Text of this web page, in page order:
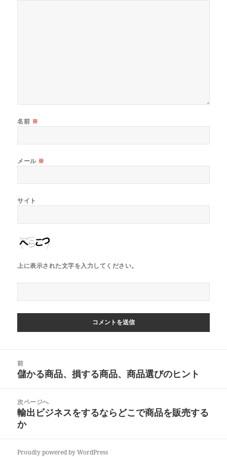
名前 ※
メール ※
サイト
上に表示された文字を入力してください。
前
前
投
稿:
儲かる商品、損する商品、商品選びのヒント
次ページへ
次
の
稿:
輸出ビジネスをするならどこで商品を販売する
か
Proudly powered by WordPress